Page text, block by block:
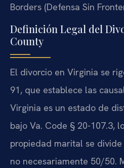
Borders (Defensa Sin
Definición Legal del
County
El divorcio en Virginia se
91, que establece las
Virginia es un estado de
bajo Va. Code § 20-107.3,
propiedad marital se
no necesariamente 50/50.